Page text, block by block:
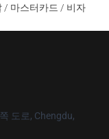
/ 마스터카드 / 비자
도로, Chengdu,